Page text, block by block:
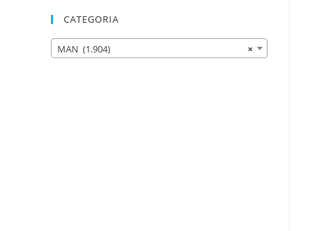
CATEGORIA
×
MAN (1.904)